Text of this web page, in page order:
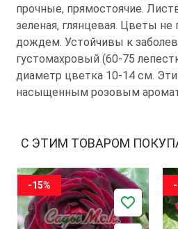
прочные, прямостоячие.
зеленая, глянцевая. Цветы не
дождем. Устойчивы к
густомахровый (60-75
диаметр цветка 10-14 см.
насыщенным розовым
С ЭТИМ ТОВАРОМ
-15%